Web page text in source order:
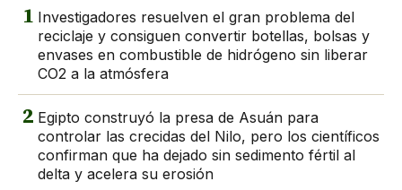
1 Investigadores resuelven el gran problema del
reciclaje y consiguen convertir botellas, bolsas y
envases en combustible de hidrógeno sin liberar
CO2 a la atmósfera
2 Egipto construyó la presa de Asuán para
controlar las crecidas del Nilo, pero los científicos
confirman que ha dejado sin sedimento fértil al
delta y acelera su erosión